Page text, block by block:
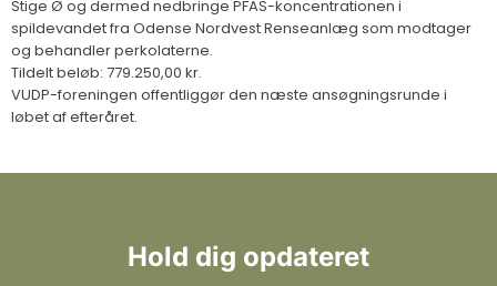
Stige Ø og dermed nedbringe PFAS-koncentrationen i
spildevandet fra Odense Nordvest Renseanlæg som modtager
og behandler perkolaterne.
Tildelt beløb: 779.250,00 kr.
VUDP-foreningen offentliggør den næste ansøgningsrunde i
løbet af efteråret.
Hold dig opdateret